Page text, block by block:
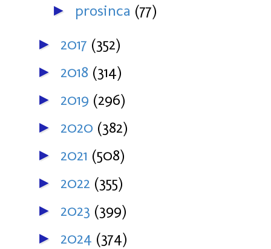
► prosinca (77)
► 2017 (352)
► 2018 (314)
► 2019 (296)
► 2020 (382)
► 2021 (508)
► 2022 (355)
► 2023 (399)
► 2024 (374)